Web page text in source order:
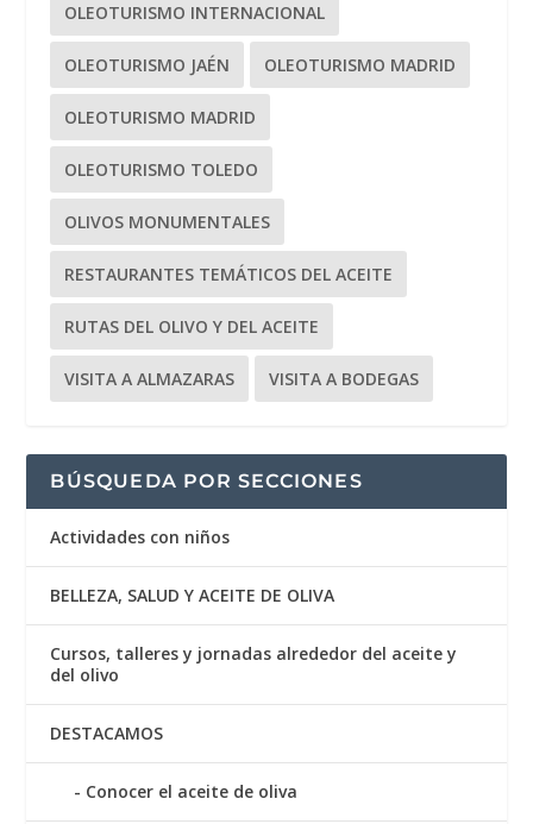
OLEOTURISMO INTERNACIONAL
OLEOTURISMO JAÉN OLEOTURISMO MADRID
OLEOTURISMO MADRID
OLEOTURISMO TOLEDO
OLIVOS MONUMENTALES
RESTAURANTES TEMÁTICOS DEL ACEITE
RUTAS DEL OLIVO Y DEL ACEITE
VISITA A ALMAZARAS VISITA A BODEGAS
BÚSQUEDA POR SECCIONES
Actividades con niños
BELLEZA, SALUD Y ACEITE DE OLIVA
Cursos, talleres y jornadas alrededor del aceite y
del olivo
DESTACAMOS
Conocer el aceite de oliva